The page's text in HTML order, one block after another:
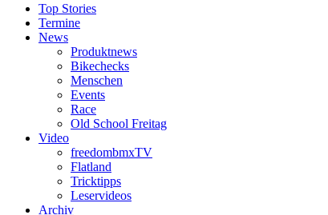
Top Stories
Termine
News
Produktnews
Bikechecks
Menschen
Events
Race
Old School Freitag
Video
freedombmxTV
Flatland
Tricktipps
Leservideos
Archiv